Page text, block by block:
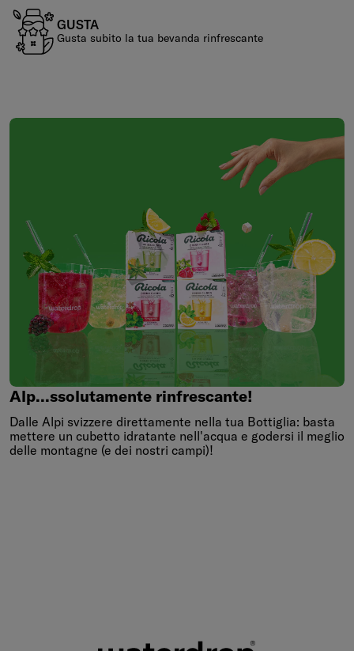
GUSTA
Gusta subito la tua bevanda rinfrescante
Alp...ssolutamente rinfrescante!
Alp...ssolutamente rinfrescante!
Dalle Alpi svizzere direttamente nella tua Bottiglia: basta
mettere un cubetto idratante nell'acqua e godersi il meglio
delle montagne (e dei nostri campi)!